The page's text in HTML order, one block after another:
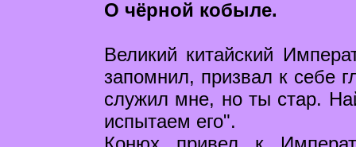
О чёрной кобыле.
Великий китайский
запомнил, призвал к себе
служил мне, но ты стар.
испытаем его".